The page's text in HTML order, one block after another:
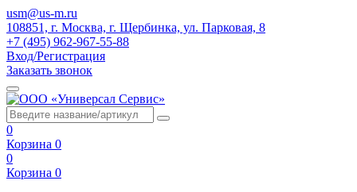
usm@us-m.ru
108851, г. Москва, г. Щербинка, ул. Парковая, 8
+7 (495) 962-967-55-88
Вход/Регистрация
Заказать звонок
0
Корзина 0
0
Корзина 0